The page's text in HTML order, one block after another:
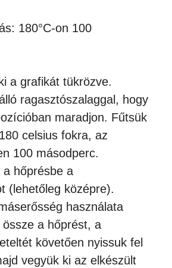
180°C-on 100
a grafikát tükrözve.
ragasztószalaggal, hogy
maradjon. Fűtsük
celsius fokra, az
100 másodperc.
a hőprésbe a
(lehetőleg középre).
használata
a hőprést, a
követően nyissuk fel
vegyük ki az elkészült